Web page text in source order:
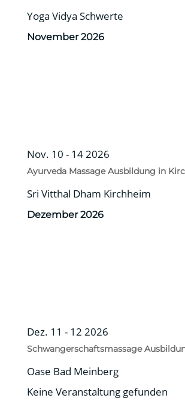
Yoga Vidya Schwerte
November 2026
Nov. 10 - 14 2026
Ayurveda Massage Ausbildung in
Sri Vitthal Dham Kirchheim
Dezember 2026
Dez. 11 - 12 2026
Schwangerschaftsmassage
Oase Bad Meinberg
Keine Veranstaltung gefunden